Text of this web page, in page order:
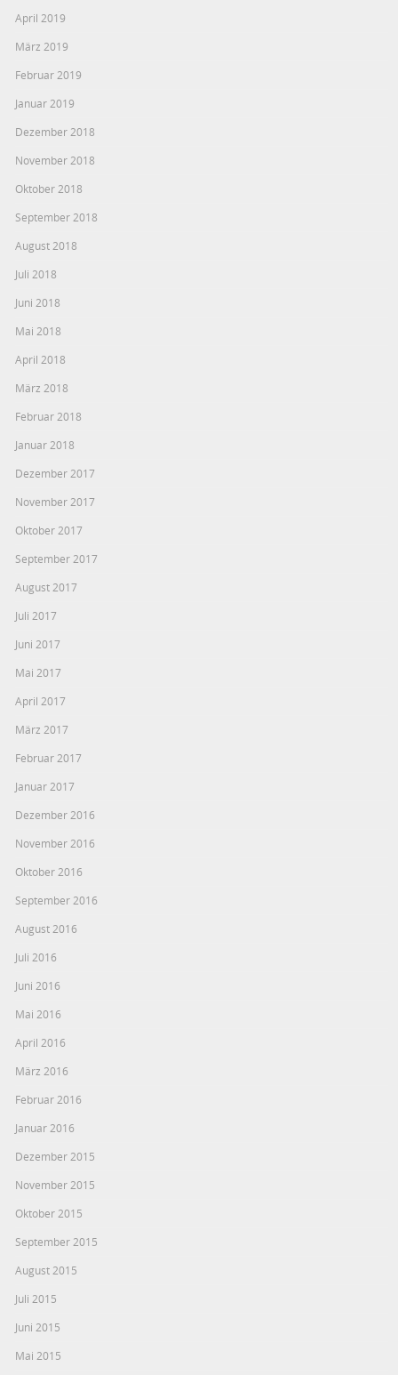
April 2019
März 2019
Februar 2019
Januar 2019
Dezember 2018
November 2018
Oktober 2018
September 2018
August 2018
Juli 2018
Juni 2018
Mai 2018
April 2018
März 2018
Februar 2018
Januar 2018
Dezember 2017
November 2017
Oktober 2017
September 2017
August 2017
Juli 2017
Juni 2017
Mai 2017
April 2017
März 2017
Februar 2017
Januar 2017
Dezember 2016
November 2016
Oktober 2016
September 2016
August 2016
Juli 2016
Juni 2016
Mai 2016
April 2016
März 2016
Februar 2016
Januar 2016
Dezember 2015
November 2015
Oktober 2015
September 2015
August 2015
Juli 2015
Juni 2015
Mai 2015